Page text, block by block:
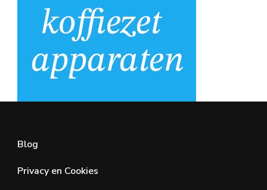
Blog
Privacy en Cookies